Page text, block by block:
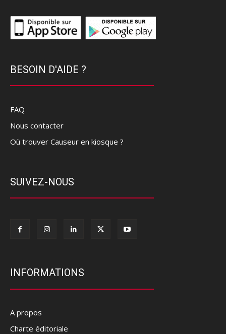
BESOIN D'AIDE ?
FAQ
Nous contacter
Où trouver Causeur en kiosque ?
SUIVEZ-NOUS
INFORMATIONS
A propos
Charte éditoriale